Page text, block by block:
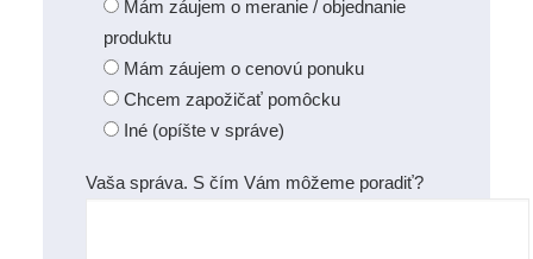
Mám záujem o meranie / objednanie
produktu
Mám záujem o cenovú ponuku
Chcem zapožičať pomôcku
Iné (opíšte v správe)
Vaša správa. S čím Vám môžeme poradiť?